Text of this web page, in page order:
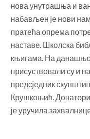
нова унутрашња и
набављен је нови
пратећа опрема
наставе. Школска
књигама. На
присуствовали су и
предсједник
Крушкоњић.
је уручила